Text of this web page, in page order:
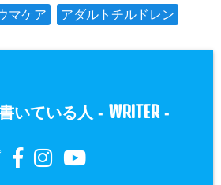
マケア アダルトチルドレン
いている人 - WRITER-